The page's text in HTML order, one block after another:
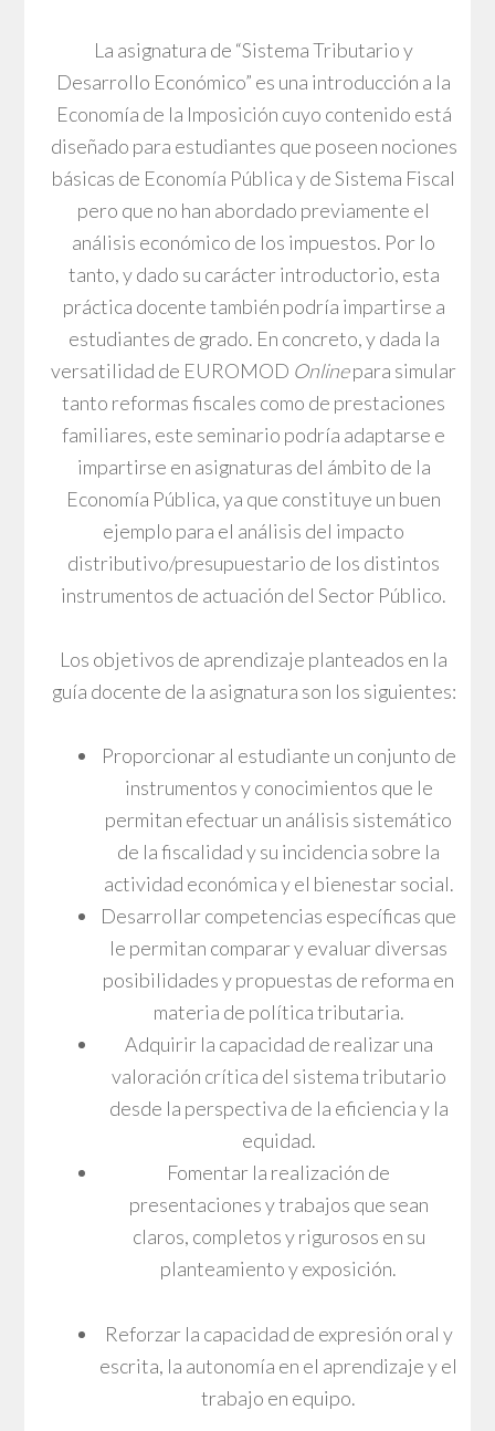
La asignatura de “Sistema Tributario y
Desarrollo Económico” es una introducción a la
Economía de la Imposición cuyo contenido está
diseñado para estudiantes que poseen nociones
básicas de Economía Pública y de Sistema Fiscal
pero que no han abordado previamente el
análisis económico de los impuestos. Por lo
tanto, y dado su carácter introductorio, esta
práctica docente también podría impartirse a
estudiantes de grado. En concreto, y dada la
versatilidad de EUROMOD Onlinepara simular
tanto reformas fiscales como de prestaciones
familiares, este seminario podría adaptarse e
impartirse en asignaturas del ámbito de la
Economía Pública, ya que constituye un buen
ejemplo para el análisis del impacto
distributivo/presupuestario de los distintos
instrumentos de actuación del Sector Público.
Los objetivos de aprendizaje planteados en la
guía docente de la asignatura son los siguientes:
Proporcionar al estudiante un conjunto de
instrumentos y conocimientos que le
permitan efectuar un análisis sistemático
de la fiscalidad y su incidencia sobre la
actividad económica y el bienestar social.
Desarrollar competencias específicas que
le permitan comparar y evaluar diversas
posibilidades y propuestas de reforma en
materia de política tributaria.
Adquirir la capacidad de realizar una
valoración crítica del sistema tributario
desde la perspectiva de la eficiencia y la
equidad.
Fomentar la realización de
presentaciones y trabajos que sean
claros, completos y rigurosos en su
planteamiento y exposición.
Reforzar la capacidad de expresión oral y
escrita, la autonomía en el aprendizaje y el
trabajo en equipo.